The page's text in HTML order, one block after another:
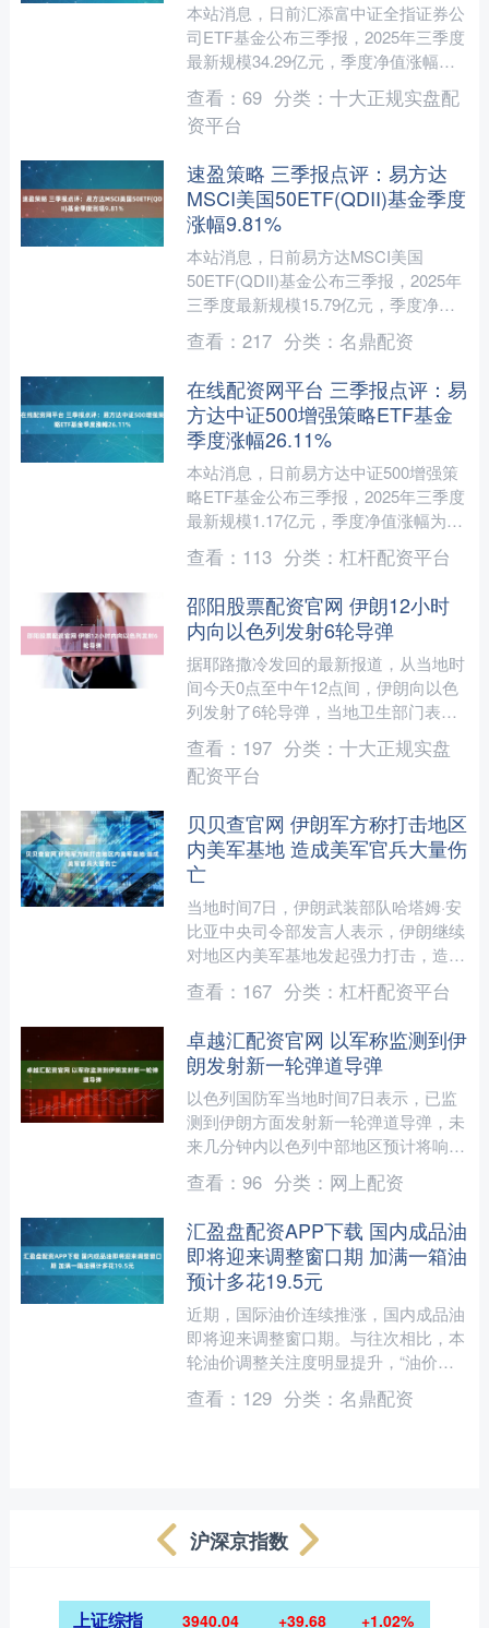
本站消息，日前汇添富中证全指证券公
司ETF基金公布三季报，2025年三季度
最新规模34.29亿元，季度净值涨幅为
11.37%。 从业绩表现来看，汇添富中
证全指证....
查看： 69 分类： 十大正规实盘配
资平台
速盈策略 三季报点评：易方达
MSCI美国50ETF(QDII)基金季度
涨幅9.81%
本站消息，日前易方达MSCI美国
50ETF(QDII)基金公布三季报，2025年
三季度最新规模15.79亿元，季度净值
涨幅为9.81%。 从业绩表现来看，易方
达....
查看： 217 分类： 名鼎配资
在线配资网平台 三季报点评：易
方达中证500增强策略ETF基金
季度涨幅26.11%
本站消息，日前易方达中证500增强策
略ETF基金公布三季报，2025年三季度
最新规模1.17亿元，季度净值涨幅为
26.11%。 从业绩表现来看，易方达中
证500....
查看： 113 分类： 杠杆配资平台
邵阳股票配资官网 伊朗12小时
内向以色列发射6轮导弹
据耶路撒冷发回的最新报道，从当地时
间今天0点至中午12点间，伊朗向以色
列发射了6轮导弹，当地卫生部门表
示，暂时没有人员伤亡报告。另据以军
公布的消息，以军在6日夜....
查看： 197 分类： 十大正规实盘
配资平台
贝贝查官网 伊朗军方称打击地区
内美军基地 造成美军官兵大量伤
亡
当地时间7日，伊朗武装部队哈塔姆·安
比亚中央司令部发言人表示，伊朗继续
对地区内美军基地发起强力打击，造成
大量美军士兵和指挥官死伤，其军事基
础设施等也遭到重大破坏....
查看： 167 分类： 杠杆配资平台
卓越汇配资官网 以军称监测到伊
朗发射新一轮弹道导弹
以色列国防军当地时间7日表示，已监
测到伊朗方面发射新一轮弹道导弹，未
来几分钟内以色列中部地区预计将响起
防空警报。 (央视新闻)....
查看： 96 分类： 网上配资
汇盈盘配资APP下载 国内成品油
即将迎来调整窗口期 加满一箱油
预计多花19.5元
近期，国际油价连续推涨，国内成品油
即将迎来调整窗口期。与往次相比，本
轮油价调整关注度明显提升，“油价调
整”“油价或涨超70%”等词条近期登上热
搜。 据卓创资讯数....
查看： 129 分类： 名鼎配资
沪深京指数
上证综指 3940.04 +39.68 +1.02%